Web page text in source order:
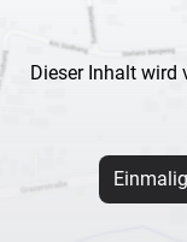
Dieser Inhalt wird